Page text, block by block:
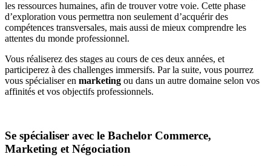
les ressources humaines, afin de trouver votre voie. Cette phase
d’exploration vous permettra non seulement d’acquérir des
compétences transversales, mais aussi de mieux comprendre les
attentes du monde professionnel.
Vous réaliserez des stages au cours de ces deux années, et
participerez à des challenges immersifs. Par la suite, vous pourrez
vous spécialiser en marketing ou dans un autre domaine selon vos
affinités et vos objectifs professionnels.
Se spécialiser avec le Bachelor Commerce,
Marketing et Négociation